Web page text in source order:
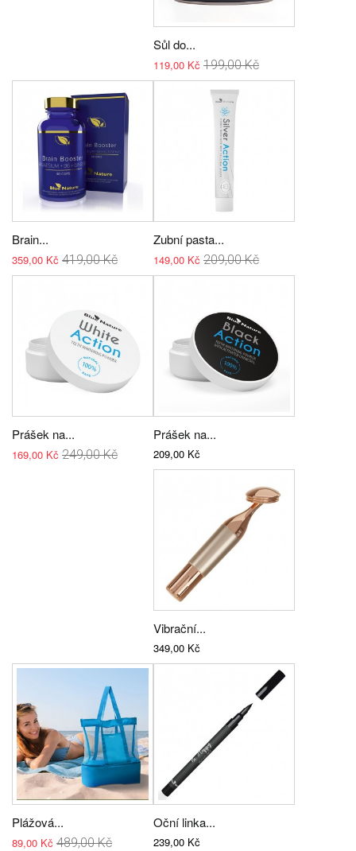
Sůl do...
119,00 Kč 199,00 Kč
Brain...
359,00 Kč 419,00 Kč
Zubní pasta...
149,00 Kč 209,00 Kč
Prášek na...
169,00 Kč 249,00 Kč
Prášek na...
209,00 Kč
Vibrační...
349,00 Kč
Plážová...
89,00 Kč 489,00 Kč
Oční linka...
239,00 Kč